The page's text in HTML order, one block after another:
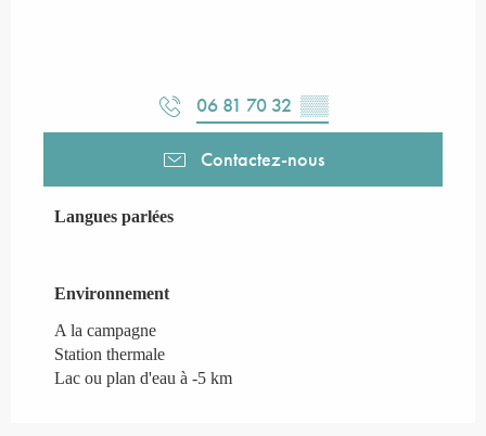
06 81 70 32 ▒▒
Contactez-nous
Langues parlées
Langues parlées
Environnement
Environnement
A la campagne
Station thermale
Lac ou plan d'eau à -5 km